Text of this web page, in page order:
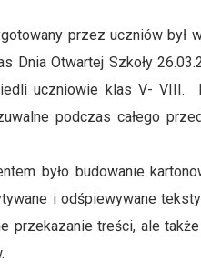
przez uczniów
Dnia Otwartej Szkoły
uczniowie klas V- VIII.
podczas całego
było budowanie
i odśpiewywane
przekazanie treści, ale